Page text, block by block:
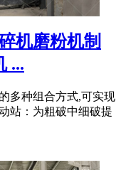
机磨粉机制
...
多种组合方式,可实现
站：为粗破中细破提